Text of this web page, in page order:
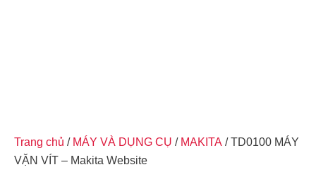
Trang chủ / MÁY VÀ DỤNG CỤ / MAKITA / TD0100 MÁY
VẶN VÍT – Makita Website